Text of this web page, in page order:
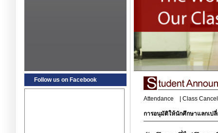
Follow us on Facebook
Attendance Class
การอนุมัติให้นักศึกษาแลกเป